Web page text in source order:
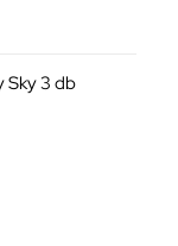
Sky 3 db